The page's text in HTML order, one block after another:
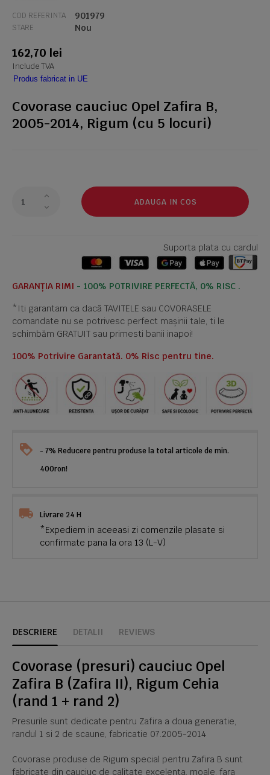
COD REFERINTA 901979
STARE Nou
162,70 lei
Include TVA
Produs fabricat in UE
Covorase cauciuc Opel Zafira B,
2005-2014, Rigum (cu 5 locuri)
ADAUGA IN COS
Suporta plata cu cardul
GARANȚIA RIMI - 100% POTRIVIRE PERFECTĂ, 0% RISC .
*Iti garantam ca dacă TAVITELE sau COVORASELE
comandate nu se potrivesc perfect mașinii tale, ti le
schimbăm GRATUIT sau primesti banii inapoi!
100% Potrivire Garantată. 0% Risc pentru tine.
- 7% Reducere pentru produse la total articole de min.
400ron!
Livrare 24 H
*Expediem in aceeasi zi comenzile plasate si
confirmate pana la ora 13 (L-V)
DESCRIERE DETALII REVIEWS
Covorase (presuri) cauciuc Opel
Zafira B (Zafira II), Rigum Cehia
(rand 1 + rand 2)
Presurile sunt dedicate pentru Zafira a doua generatie,
randul 1 si 2 de scaune, fabricatie 07.2005-2014
Covorase produse de Rigum special pentru Zafira B sunt
fabricate din cauciuc de calitate excelenta, moale, fara